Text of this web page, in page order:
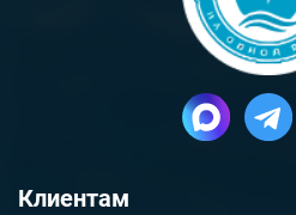
Клиентам